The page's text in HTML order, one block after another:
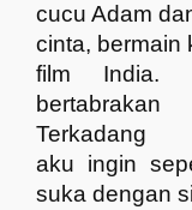
cucu Adam
cinta, bermain
film India.
Terkadang
aku ingin
suka dengan